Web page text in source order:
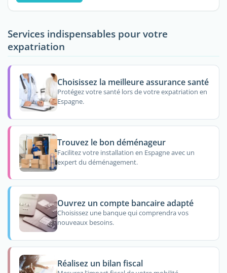
Services indispensables pour votre
expatriation
Choisissez la meilleure assurance santé
Protégez votre santé lors de votre expatriation en
Espagne.
Trouvez le bon déménageur
Facilitez votre installation en Espagne avec un
expert du déménagement.
Ouvrez un compte bancaire adapté
Choisissez une banque qui comprendra vos
nouveaux besoins.
Réalisez un bilan fiscal